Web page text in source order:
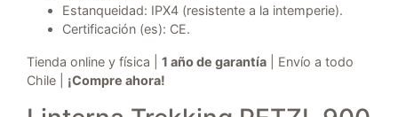
Estanqueidad: IPX4 (resistente a la intemperie).
Certificación (es): CE.
Tienda online y física | 1 año de garantía | Envío a todo
Chile | ¡Compre ahora!